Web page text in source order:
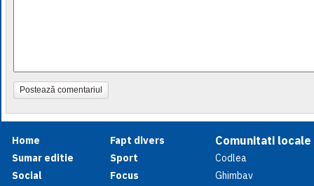
Postează comentariul
Home
Sumar editie
Social
Fapt divers
Sport
Focus
Comunitati locale
Codlea
Ghimbav